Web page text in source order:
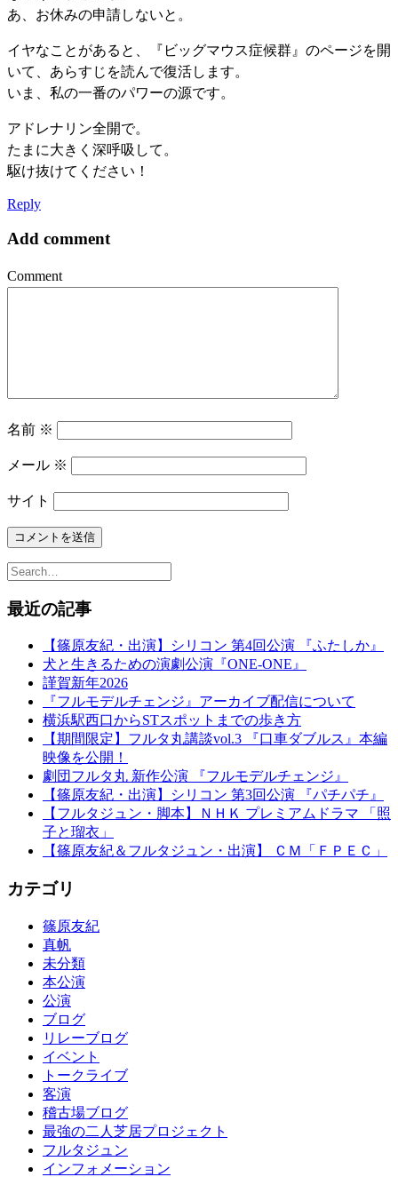
あ、お休みの申請しないと。
イヤなことがあると、『ビッグマウス症候群』のページを開
いて、あらすじを読んで復活します。
いま、私の一番のパワーの源です。
アドレナリン全開で。
たまに大きく深呼吸して。
駆け抜けてください！
Reply
Add comment
Comment
名前 ※
メール ※
サイト
最近の記事
【篠原友紀・出演】シリコン 第4回公演 『ふたしか』
犬と生きるための演劇公演『ONE-ONE』
謹賀新年2026
『フルモデルチェンジ』アーカイブ配信について
横浜駅西口からSTスポットまでの歩き方
【期間限定】フルタ丸講談vol.3 『口車ダブルス』本編
映像を公開！
劇団フルタ丸 新作公演 『フルモデルチェンジ』
【篠原友紀・出演】シリコン 第3回公演 『パチパチ』
【フルタジュン・脚本】ＮＨＫ プレミアムドラマ 「照
子と瑠衣」
【篠原友紀＆フルタジュン・出演】 ＣＭ「ＦＰＥＣ」
カテゴリ
篠原友紀
真帆
未分類
本公演
公演
ブログ
リレーブログ
イベント
トークライブ
客演
稽古場ブログ
最強の二人芝居プロジェクト
フルタジュン
インフォメーション